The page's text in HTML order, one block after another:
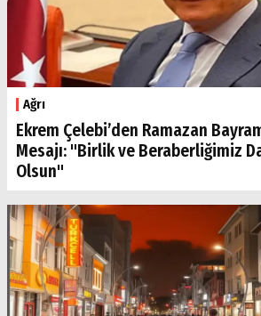
Ağrı
Ekrem Çelebi’den Ramazan
Mesajı: "Birlik ve Beraberliğimiz
Olsun"